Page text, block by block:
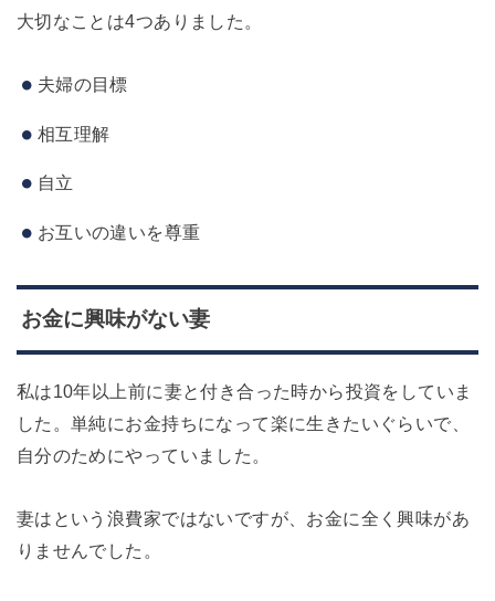
大切なことは4つありました。
夫婦の目標
相互理解
自立
お互いの違いを尊重
お金に興味がない妻
私は10年以上前に妻と付き合った時から投資をしていま
した。単純にお金持ちになって楽に生きたいぐらいで、
自分のためにやっていました。
妻はという浪費家ではないですが、お金に全く興味があ
りませんでした。